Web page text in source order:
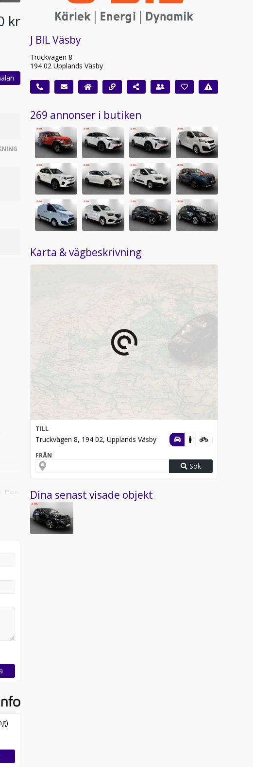
kr
Den
J BIL Väsby
Truckvägen 8
194 02 Upplands Väsby
269 annonser i butiken
Karta & vägbeskrivning
TILL
Truckvägen 8, 194 02, Upplands Väsby
FRÅN
Sök
Dina senast visade objekt